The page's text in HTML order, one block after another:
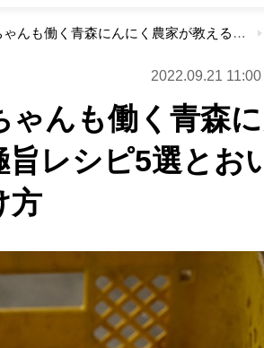
99才の元気おじいちゃんも働く青森にんにく農家が教える極旨レシピ5選とおいしいにんにくの見分け方
2022.09.21 11:00
ゃんも働く青森
レシピ5選とお
方